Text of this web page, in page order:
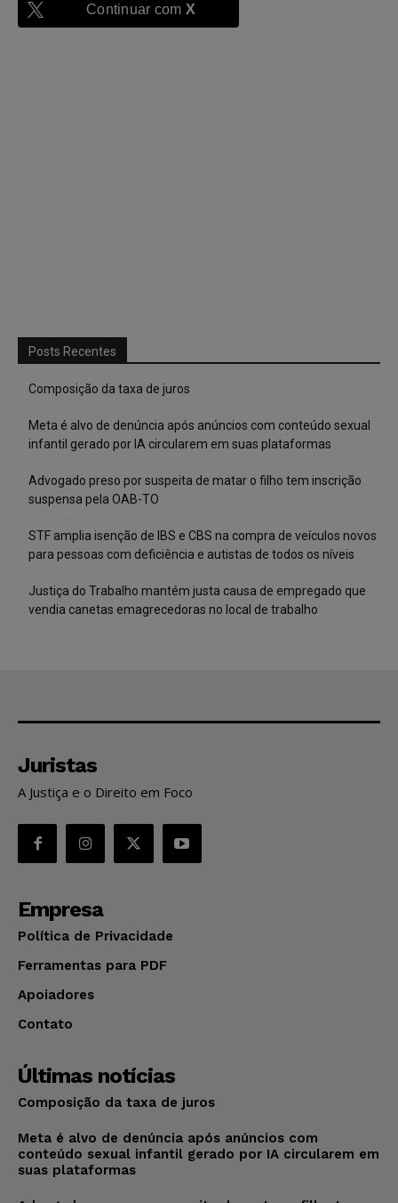
Continuar com X
Posts Recentes
Composição da taxa de juros
Meta é alvo de denúncia após anúncios com conteúdo sexual
infantil gerado por IA circularem em suas plataformas
Advogado preso por suspeita de matar o filho tem inscrição
suspensa pela OAB-TO
STF amplia isenção de IBS e CBS na compra de veículos novos
para pessoas com deficiência e autistas de todos os níveis
Justiça do Trabalho mantém justa causa de empregado que
vendia canetas emagrecedoras no local de trabalho
Juristas
A Justiça e o Direito em Foco
Empresa
Política de Privacidade
Ferramentas para PDF
Apoiadores
Contato
Últimas notícias
Composição da taxa de juros
Meta é alvo de denúncia após anúncios com
conteúdo sexual infantil gerado por IA circularem em
suas plataformas